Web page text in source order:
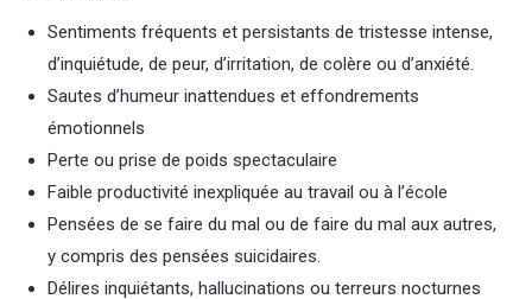
Sentiments fréquents et persistants de tristesse intense,
d’inquiétude, de peur, d’irritation, de colère ou d’anxiété.
Sautes d’humeur inattendues et effondrements
émotionnels
Perte ou prise de poids spectaculaire
Faible productivité inexpliquée au travail ou à l’école
Pensées de se faire du mal ou de faire du mal aux autres,
y compris des pensées suicidaires.
Délires inquiétants, hallucinations ou terreurs nocturnes